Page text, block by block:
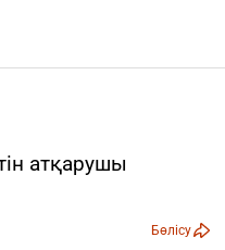
атқарушы
Бөлісу